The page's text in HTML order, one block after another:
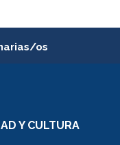
os
interna
Y CULTURA